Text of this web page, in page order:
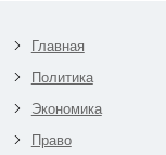
Главная
Политика
Экономика
Право